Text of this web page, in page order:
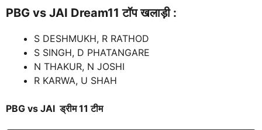
PBG vs JAI Dream11 टॉप खलाड़ी :
S DESHMUKH, R RATHOD
S SINGH, D PHATANGARE
N THAKUR, N JOSHI
R KARWA, U SHAH
PBG vs JAI ड्रीम 11 टीम